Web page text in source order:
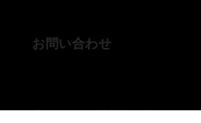
ハリー・ポッター ショップ 原宿
お問い合わせ